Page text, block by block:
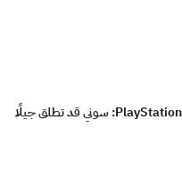
تسريبات قوية حول PlayStation 6: سوني قد تطلق جيلًا